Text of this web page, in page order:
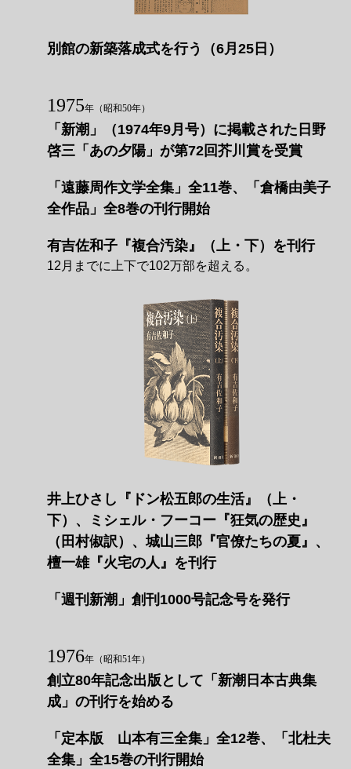
別館の新築落成式を行う（6月25日）
1975年 （昭和50年）
「新潮」（1974年9月号）に掲載された日野
啓三「あの夕陽」が第72回芥川賞を受賞
「遠藤周作文学全集」全11巻、「倉橋由美子
全作品」全8巻の刊行開始
有吉佐和子『複合汚染』（上・下）を刊行
12月までに上下で102万部を超える。
井上ひさし『ドン松五郎の生活』（上・
下）、ミシェル・フーコー『狂気の歴史』
（田村俶訳）、城山三郎『官僚たちの夏』、
檀一雄『火宅の人』を刊行
「週刊新潮」創刊1000号記念号を発行
1976年 （昭和51年）
創立80年記念出版として「新潮日本古典集
成」の刊行を始める
「定本版 山本有三全集」全12巻、「北杜夫
全集」全15巻の刊行開始